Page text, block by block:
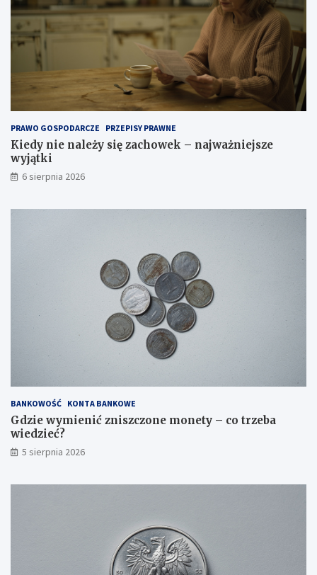
PRAWO GOSPODARCZE PRZEPISY PRAWNE
Kiedy nie należy się zachowek – najważniejsze
wyjątki
6 sierpnia 2026
BANKOWOŚĆ KONTA BANKOWE
Gdzie wymienić zniszczone monety – co trzeba
wiedzieć?
5 sierpnia 2026